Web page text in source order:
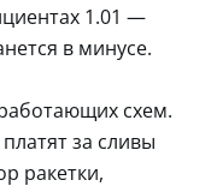
1.01 —
в минусе.
схем.
за сливы
ракетки,